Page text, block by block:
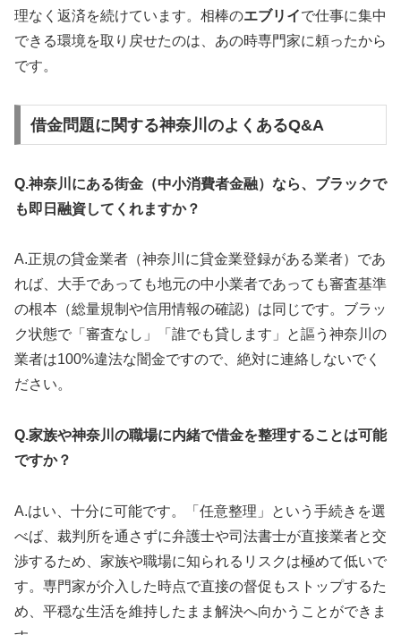
理なく返済を続けています。相棒のエブリイで仕事に集中
できる環境を取り戻せたのは、あの時専門家に頼ったから
です。
借金問題に関する神奈川のよくあるQ&A
Q.神奈川にある街金（中小消費者金融）なら、ブラックで
も即日融資してくれますか？
A.正規の貸金業者（神奈川に貸金業登録がある業者）であ
れば、大手であっても地元の中小業者であっても審査基準
の根本（総量規制や信用情報の確認）は同じです。ブラッ
ク状態で「審査なし」「誰でも貸します」と謳う神奈川の
業者は100%違法な闇金ですので、絶対に連絡しないでく
ださい。
Q.家族や神奈川の職場に内緒で借金を整理することは可能
ですか？
A.はい、十分に可能です。「任意整理」という手続きを選
べば、裁判所を通さずに弁護士や司法書士が直接業者と交
渉するため、家族や職場に知られるリスクは極めて低いで
す。専門家が介入した時点で直接の督促もストップするた
め、平穏な生活を維持したまま解決へ向かうことができま